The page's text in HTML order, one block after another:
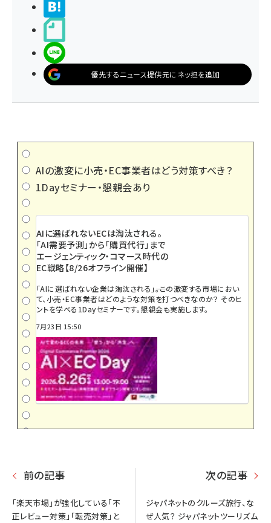
優先するニュース提供元にネッ担を追加
AIの激変に小売・EC事業者はどう対策すべき？
1Dayセミナー・懇親会あり
AIに選ばれないECは淘汰される。
「AI需要予測」から「購買代行」まで
エージェンティック・コマース時代の
EC戦略【8/26オフライン開催】
「AIに選ばれない企業は淘汰される」――。この激変する市場におい
て、小売・EC事業者はどのような対策を打つべきなのか？ そのヒ
ントを学べる1Dayセミナーです。懇親会も実施します。
7月23日 15:50
前の記事
「楽天市場」が強化している「不
正レビュー対策」「転売対策」と
次の記事
ジャパネットのクルーズ旅行、な
ぜ人気？ ジャパネットツーリズム